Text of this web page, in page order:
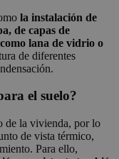
la instalación de
de capas de
lana de vidrio o
de diferentes
el suelo?
de la vivienda, por lo
de vista térmico,
Para ello,